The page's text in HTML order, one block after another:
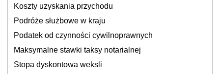
Koszty uzyskania przychodu
Podróże służbowe w kraju
Podatek od czynności cywilnoprawnych
Maksymalne stawki taksy notarialnej
Stopa dyskontowa weksli